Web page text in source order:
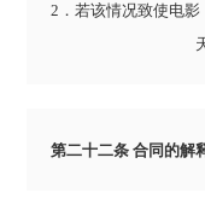
2．若该情况致使电
第二十二条 合同的解